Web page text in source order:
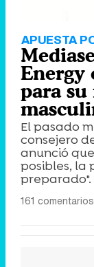
APUESTA
Energy
para su
El pasado
consejero
anunció
posibles, la
preparado".
161 comentarios